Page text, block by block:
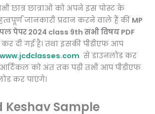
छात्राओं को अपने इस पोस्ट के
जानकारी प्रदान करने वाले हैं की MP
पेपर 2024 class 9th सभी विषय PDF
कर दी गई है। तथा इसकी पीडीएफ आप
www.jcdclasses.com से डाउनलोड कर
आर्टिकल को अंत तक पढ़ी तभी आप पीडीएफ
कर पाएंगे।
Keshav Sample